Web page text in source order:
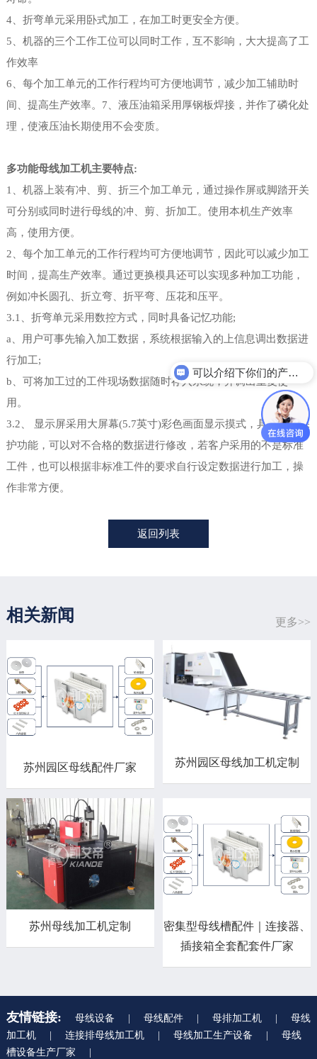
4、折弯单元采用卧式加工，在加工时更安全方便。
5、机器的三个工作工位可以同时工作，互不影响，大大提高了工
作效率
6、每个加工单元的工作行程均可方便地调节，减少加工辅助时
间、提高生产效率。7、液压油箱采用厚钢板焊接，并作了磷化处
理，使液压油长期使用不会变质。
多功能母线加工机主要特点:
1、机器上装有冲、剪、折三个加工单元，通过操作屏或脚踏开关
可分别或同时进行母线的冲、剪、折加工。使用本机生产效率
高，使用方便。
2、每个加工单元的工作行程均可方便地调节，因此可以减少加工
时间，提高生产效率。通过更换模具还可以实现多种加工功能，
例如冲长圆孔、折立弯、折平弯、压花和压平。
3.1、折弯单元采用数控方式，同时具备记忆功能;
a、用户可事先输入加工数据，系统根据输入的上信息调出数据进
行加工;
b、可将加工过的工件现场数据随时存入系统，并调出重复使
用。
3.2、 显示屏采用大屏幕(5.7英寸)彩色画面显示摸式，具有密码保
护功能，可以对不合格的数据进行修改，若客户采用的不是标准
工件，也可以根据非标准工件的要求自行设定数据进行加工，操
作非常方便。
返回列表
更多>>
相关新闻
苏州园区母线配件厂家 苏州园区母线加工机定制
苏州母线加工机定制
密集型母线槽配件｜连接器、
插接箱全套配套件厂家
友情链接: 母线设备 | 母线配件 | 母排加工机 |
母线
加工机
| 连接排母线加工机 | 母线加工生产设备 |
母线
槽设备生产厂家
|
可以介绍下你们的产品么？